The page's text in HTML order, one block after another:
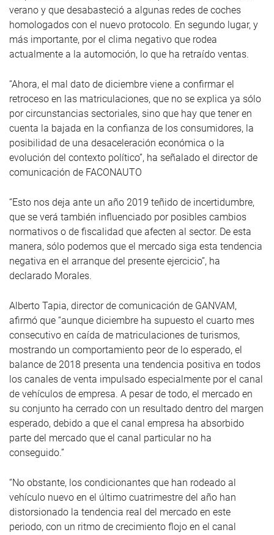
verano y que desabasteció a algunas redes de coches
homologados con el nuevo protocolo. En segundo lugar, y
más importante, por el clima negativo que rodea
actualmente a la automoción, lo que ha retraído ventas.
“Ahora, el mal dato de diciembre viene a confirmar el
retroceso en las matriculaciones, que no se explica ya sólo
por circunstancias sectoriales, sino que hay que tener en
cuenta la bajada en la confianza de los consumidores, la
posibilidad de una desaceleración económica o la
evolución del contexto político”, ha señalado el director de
comunicación de FACONAUTO
“Esto nos deja ante un año 2019 teñido de incertidumbre,
que se verá también influenciado por posibles cambios
normativos o de fiscalidad que afecten al sector. De esta
manera, sólo podemos que el mercado siga esta tendencia
negativa en el arranque del presente ejercicio”, ha
declarado Morales.
Alberto Tapia, director de comunicación de GANVAM,
afirmó que “aunque diciembre ha supuesto el cuarto mes
consecutivo en caída de matriculaciones de turismos,
mostrando un comportamiento peor de lo esperado, el
balance de 2018 presenta una tendencia positiva en todos
los canales de venta impulsado especialmente por el canal
de vehículos de empresa. A pesar de todo, el mercado en
su conjunto ha cerrado con un resultado dentro del margen
esperado, debido a que el canal empresa ha absorbido
parte del mercado que el canal particular no ha
conseguido.”
“No obstante, los condicionantes que han rodeado al
vehículo nuevo en el último cuatrimestre del año han
distorsionado la tendencia real del mercado en este
periodo, con un ritmo de crecimiento flojo en el canal